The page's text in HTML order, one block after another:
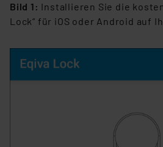
Bild 1: Installieren Sie die
Lock“ für iOS oder Android auf